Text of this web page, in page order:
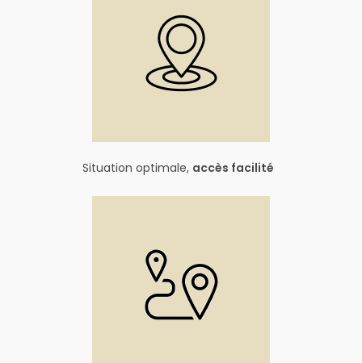
Situation optimale, accès facilité